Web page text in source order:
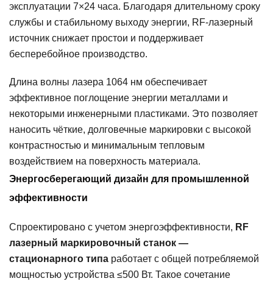
эксплуатации 7×24 часа. Благодаря длительному сроку
службы и стабильному выходу энергии, RF-лазерный
источник снижает простои и поддерживает
бесперебойное производство.
Длина волны лазера 1064 нм обеспечивает
эффективное поглощение энергии металлами и
некоторыми инженерными пластиками. Это позволяет
наносить чёткие, долговечные маркировки с высокой
контрастностью и минимальным тепловым
воздействием на поверхность материала.
Энергосберегающий дизайн для промышленной
эффективности
Спроектировано с учетом энергоэффективности, RF
лазерный маркировочный станок —
стационарного типа работает с общей потребляемой
мощностью устройства ≤500 Вт. Такое сочетание